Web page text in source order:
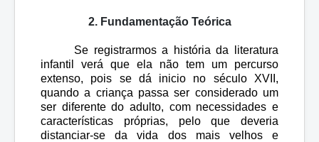
2. Fundamentação Teórica
Se registrarmos a história da literatura
infantil verá que ela não tem um percurso
extenso, pois se dá inicio no século XVII,
quando a criança passa ser considerado um
ser diferente do adulto, com necessidades e
características próprias, pelo que deveria
distanciar-se da vida dos mais velhos e